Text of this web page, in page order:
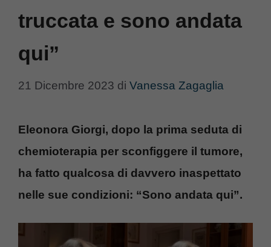
truccata e sono andata
qui”
21 Dicembre 2023 di Vanessa Zagaglia
Eleonora Giorgi, dopo la prima seduta di
chemioterapia per sconfiggere il tumore,
ha fatto qualcosa di davvero inaspettato
nelle sue condizioni: “Sono andata qui”.